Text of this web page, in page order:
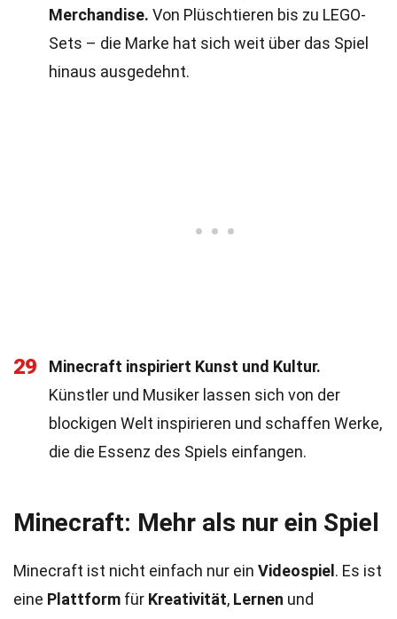
Merchandise. Von Plüschtieren bis zu LEGO-
Sets – die Marke hat sich weit über das Spiel
hinaus ausgedehnt.
29
Minecraft inspiriert Kunst und Kultur.
Künstler und Musiker lassen sich von der
blockigen Welt inspirieren und schaffen Werke,
die die Essenz des Spiels einfangen.
Minecraft: Mehr als nur ein Spiel
Minecraft ist nicht einfach nur ein Videospiel . Es ist
eine Plattform für Kreativität, Lernen und